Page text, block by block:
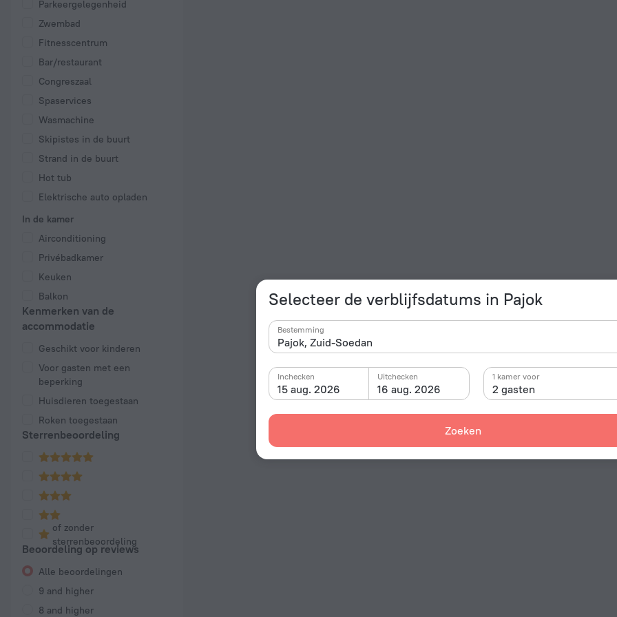
Selecteer de verblijfsdatums in Pajok
Bestemming
15 aug. 2026
Inchecken
16 aug. 2026
Uitchecken
2 gasten
1 kamer voor
Zoeken
Parkeergelegenheid
Zwembad
Fitnesscentrum
Bar/restaurant
Congreszaal
Spaservices
Wasmachine
Skipistes in de buurt
Strand in de buurt
Hot tub
Elektrische auto opladen
In de kamer
Airconditioning
Privébadkamer
Keuken
Balkon
Kenmerken van de
accommodatie
Geschikt voor kinderen
Voor gasten met een
beperking
Huisdieren toegestaan
Roken toegestaan
Sterrenbeoordeling
of zonder
sterrenbeoordeling
Beoordeling op reviews
Alle beoordelingen
9 and higher
8 and higher